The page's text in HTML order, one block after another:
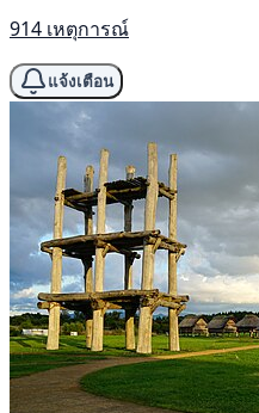
914 เหตุการณ์
แจ้งเตือน